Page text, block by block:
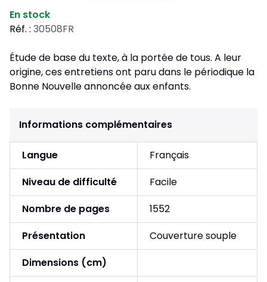
En stock
Réf. : 30508FR
Étude de base du texte, à la portée de tous. A leur
origine, ces entretiens ont paru dans le périodique la
Bonne Nouvelle annoncée aux enfants.
Informations complémentaires
Langue
Français
Niveau de difficulté
Facile
Nombre de pages
1552
Présentation
Couverture souple
Dimensions (cm)